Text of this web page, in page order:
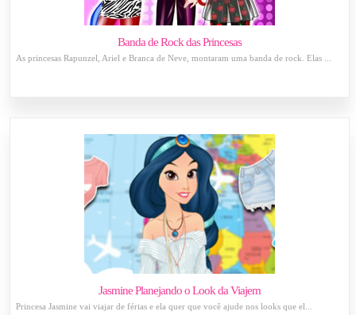
Banda de Rock das Princesas
As princesas Rapunzel, Ariel e Branca de Neve, montaram uma banda de rock. Elas ...
Jasmine Planejando o Look da Viajem
Princesa Jasmine vai viajar de férias e ela quer que você ajude nos looks que el...